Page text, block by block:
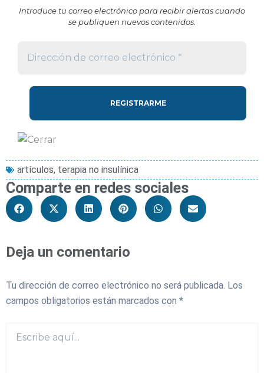
Introduce tu correo electrónico para recibir alertas cuando
se publiquen nuevos contenidos.
artículos, terapia no insulínica
Comparte en redes sociales
Deja un comentario
Tu dirección de correo electrónico no será publicada. Los
campos obligatorios están marcados con *
aquí...